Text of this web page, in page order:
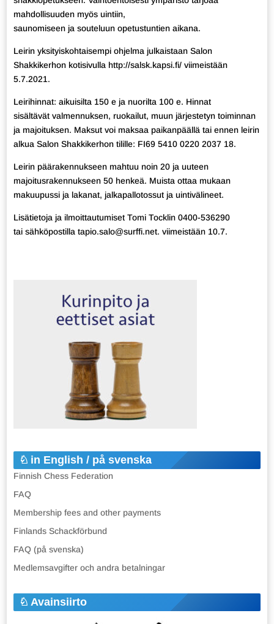
mahdollisuuden myös uintiin,
saunomiseen ja souteluun opetustuntien aikana.
Leirin yksityiskohtaisempi ohjelma julkaistaan Salon
Shakkikerhon kotisivulla http://salsk.kapsi.fi/ viimeistään
5.7.2021.
Leirihinnat: aikuisilta 150 e ja nuorilta 100 e. Hinnat
sisältävät valmennuksen, ruokailut, muun järjestetyn toiminnan
ja majoituksen. Maksut voi maksaa paikanpäällä tai ennen leirin
alkua Salon Shakkikerhon tilille: FI69 5410 0220 2037 18.
Leirin päärakennukseen mahtuu noin 20 ja uuteen
majoitusrakennukseen 50 henkeä. Muista ottaa mukaan
makuupussi ja lakanat, jalkapallotossut ja uintivälineet.
Lisätietoja ja ilmoittautumiset Tomi Tocklin 0400-536290
tai sähköpostilla tapio.salo@surffi.net. viimeistään 10.7.
in English / på svenska
Finnish Chess Federation
FAQ
Membership fees and other payments
Finlands Schackförbund
FAQ (på svenska)
Medlemsavgifter och andra betalningar
Avainsiirto